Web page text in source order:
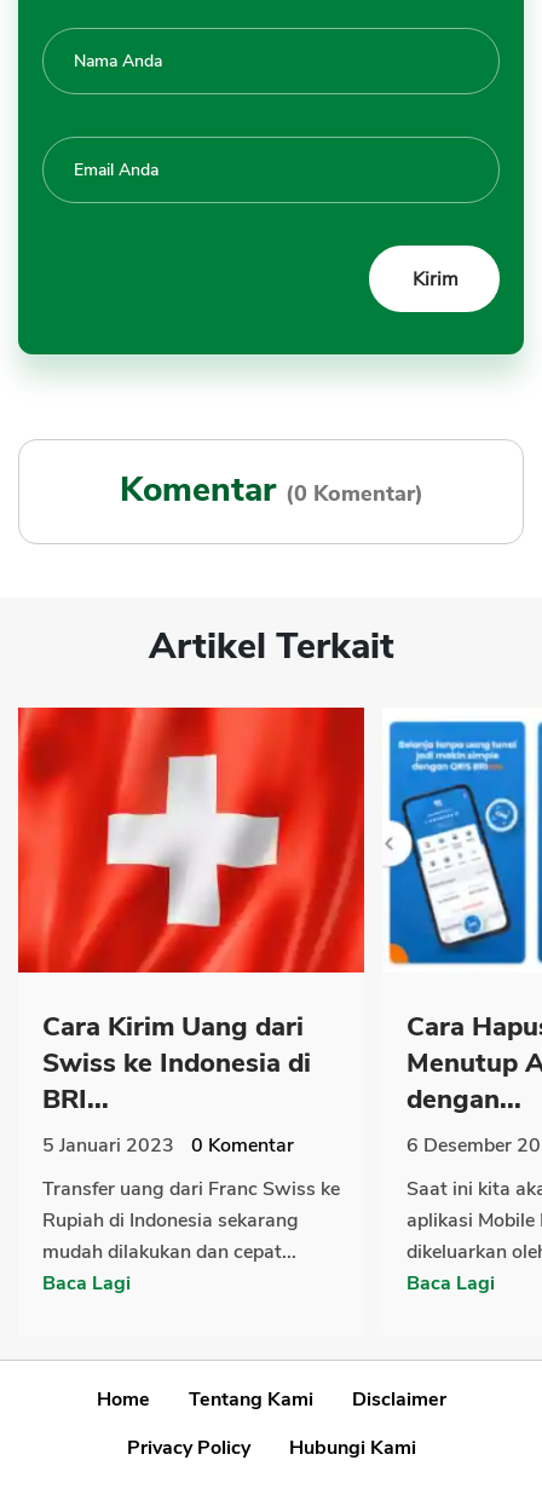
Komentar (0 Komentar)
Artikel Terkait
Cara Kirim Uang dari
Swiss ke Indonesia di
BRI...
5 Januari 2023 0 Komentar
Transfer uang dari Franc Swiss ke
Rupiah di Indonesia sekarang
mudah dilakukan dan cepat...
Baca Lagi
Cara
Menutup
dengan...
6 Desember
Saat ini kita
aplikasi
dikeluarkan
Baca Lagi
Home Tentang Kami
Disclaimer
Privacy Policy
Hubungi Kami